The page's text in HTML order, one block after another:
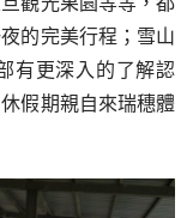
的完美行程；雪山
有更深入的了解認
假期親自來瑞穗體